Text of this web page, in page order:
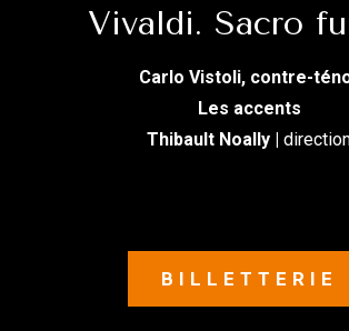
Vivaldi. Sacro
Carlo Vistoli, contre-
Les accents
Thibault Noally |
BILLETTERIE